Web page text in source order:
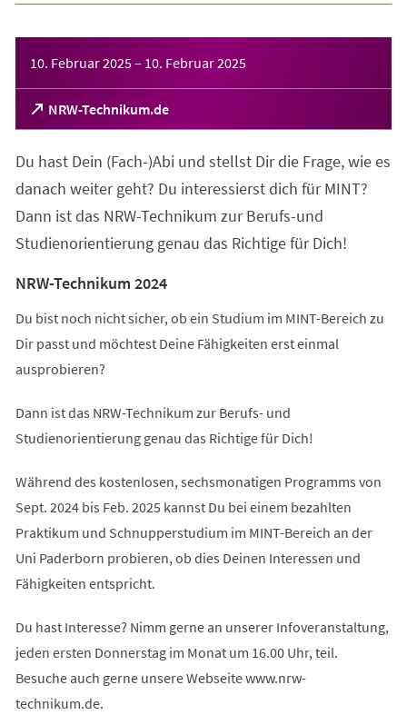
10. Februar 2025– 10. Februar 2025
NRW-Technikum.de
(Öffnet
in
neuen
Du hast Dein (Fach-)Abi und stellst Dir die Frage, wie es
danach weiter geht? Du interessierst dich für MINT?
Dann ist das NRW-Technikum zur Berufs-und
Studienorientierung genau das Richtige für Dich!
NRW-Technikum 2024
Du bist noch nicht sicher, ob ein Studium im MINT-Bereich zu
Dir passt und möchtest Deine Fähigkeiten erst einmal
ausprobieren?
Dann ist das NRW-Technikum zur Berufs- und
Studienorientierung genau das Richtige für Dich!
Während des kostenlosen, sechsmonatigen Programms von
Sept. 2024 bis Feb. 2025 kannst Du bei einem bezahlten
Praktikum und Schnupperstudium im MINT-Bereich an der
Uni Paderborn probieren, ob dies Deinen Interessen und
Fähigkeiten entspricht.
Du hast Interesse? Nimm gerne an unserer Infoveranstaltung,
jeden ersten Donnerstag im Monat um 16.00 Uhr, teil.
Besuche auch gerne unsere Webseite www.nrw-
technikum.de.